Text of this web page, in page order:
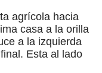
agrícola hacia
casa a la orilla
a la izquierda
Esta al lado